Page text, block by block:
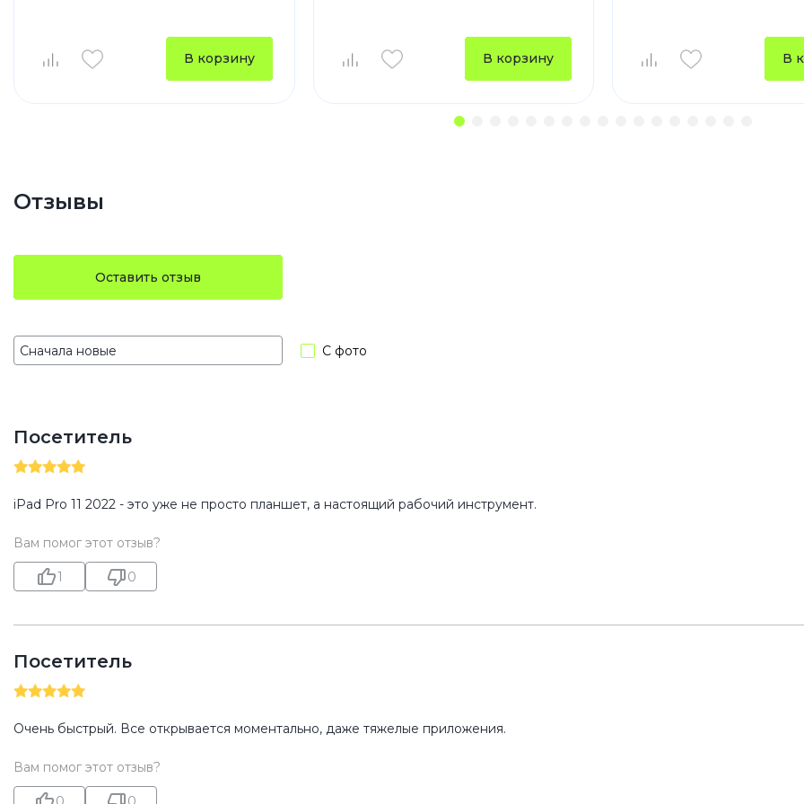
В корзину В корзину В
Отзывы
Оставить отзыв
С фото
Посетитель
iPad Pro 11 2022 - это уже не просто планшет, а настоящий рабочий инструмент.
Вам помог этот отзыв?
1 0
Посетитель
Очень быстрый. Все открывается моментально, даже тяжелые приложения.
Вам помог этот отзыв?